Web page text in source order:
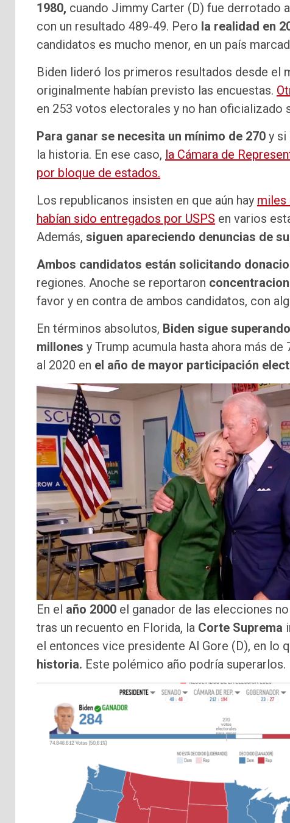
1980, cuando Jimmy Carter (D) fue derrotado
con un resultado 489-49. Pero la realidad en
candidatos es mucho menor, en un país
Biden lideró los primeros resultados desde el
originalmente habían previsto las encuestas.
en 253 votos electorales y no han oficializado
Para ganar se necesita un mínimo de 270 y si
la historia. En ese caso, la Cámara de
por bloque de estados.
Los republicanos insisten en que aún hay miles
habían sido entregados por USPS en varios
Además, siguen apareciendo denuncias de
Ambos candidatos están solicitando
regiones. Anoche se reportaron
favor y en contra de ambos candidatos, con
En términos absolutos, Biden sigue
millones y Trump acumula hasta ahora más
al 2020 en el año de mayor participación
En el año 2000 el ganador de las elecciones
tras un recuento en Florida, la Corte Suprema
el entonces vice presidente Al Gore (D), en lo
historia. Este polémico año podría superarlos.